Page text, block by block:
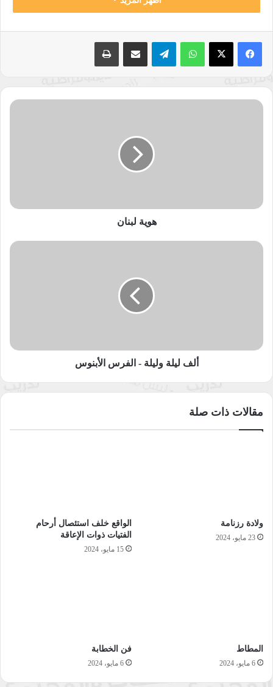
إدعمونا على BuyMeaCoffee
يأخذك بودكاست “البعد المختلف” في رحلة تأملية عميقة نحو الأمور
البسيطة التي نمر بها في حياتنا اليومية، ولكن بوجهة نظر مختلفة
والظروف التي نواجهها، إنها دعوة للتأمل والتفكر في أبعاد حياتنا
التي قد نغفل عنها في الغالب.
راديو النجاح
واتساب تيلقرام مشاركة عبر البريد طباعة
هوية
هوية لبنان
ألف
ألف ليلة وليلة - الفرس الأبنوس
مقالات ذات صلة
ولادة رزنامة
23 مايو، 2024
الواقع خلف استئصال أرحام
الفتيات ذوات الإعاقة
15 مايو، 2024
المطاط
6 مايو، 2024
فن الخطابة
6 مايو، 2024